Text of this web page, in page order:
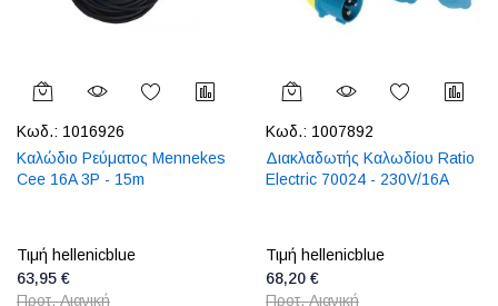
Κωδ.: 1016926
Καλώδιο Ρεύματος Mennekes
Cee 16A 3P - 15m
Τιμή hellenicblue
63,95 €
Προτ. Λιανική
Κωδ.: 1007892
Διακλαδωτής Καλωδίου Ratio
Electric 70024 - 230V/16A
Τιμή hellenicblue
68,20 €
Προτ. Λιανική